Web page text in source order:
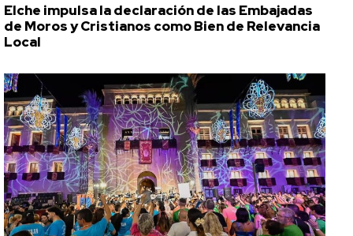
Elche impulsa la declaración de las Embajadas
de Moros y Cristianos como Bien de Relevancia
Local